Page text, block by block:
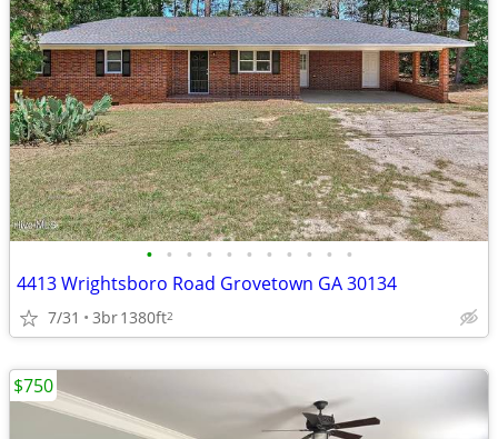
• • • • • • • • • • •
4413 Wrightsboro Road Grovetown GA 30134
7/31 3br1380ft2
$750